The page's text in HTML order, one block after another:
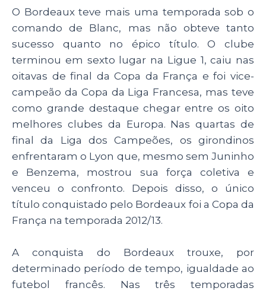
O Bordeaux teve mais uma temporada sob o
comando de Blanc, mas não obteve tanto
sucesso quanto no épico título. O clube
terminou em sexto lugar na Ligue 1, caiu nas
oitavas de final da Copa da França e foi vice-
campeão da Copa da Liga Francesa, mas teve
como grande destaque chegar entre os oito
melhores clubes da Europa. Nas quartas de
final da Liga dos Campeões, os girondinos
enfrentaram o Lyon que, mesmo sem Juninho
e Benzema, mostrou sua força coletiva e
venceu o confronto. Depois disso, o único
título conquistado pelo Bordeaux foi a Copa da
França na temporada 2012/13.
A conquista do Bordeaux trouxe, por
determinado período de tempo, igualdade ao
futebol francês. Nas três temporadas